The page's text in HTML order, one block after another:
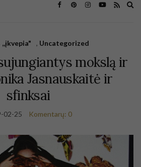
, Uncategorized
mokslą ir
Jasnauskaitė ir
sfinksai
02-25 Komentarų: 0